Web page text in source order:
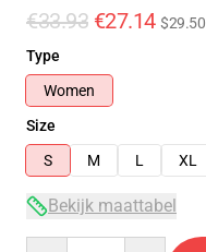
€33.93 €27.14 $29.50
Type
Women
Size
S
M L XL
Bekijk maattabel